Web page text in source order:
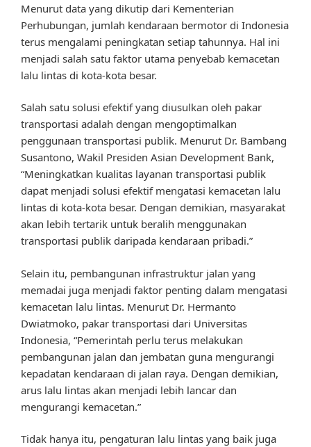
Menurut data yang dikutip dari Kementerian
Perhubungan, jumlah kendaraan bermotor di Indonesia
terus mengalami peningkatan setiap tahunnya. Hal ini
menjadi salah satu faktor utama penyebab kemacetan
lalu lintas di kota-kota besar.
Salah satu solusi efektif yang diusulkan oleh pakar
transportasi adalah dengan mengoptimalkan
penggunaan transportasi publik. Menurut Dr. Bambang
Susantono, Wakil Presiden Asian Development Bank,
“Meningkatkan kualitas layanan transportasi publik
dapat menjadi solusi efektif mengatasi kemacetan lalu
lintas di kota-kota besar. Dengan demikian, masyarakat
akan lebih tertarik untuk beralih menggunakan
transportasi publik daripada kendaraan pribadi.”
Selain itu, pembangunan infrastruktur jalan yang
memadai juga menjadi faktor penting dalam mengatasi
kemacetan lalu lintas. Menurut Dr. Hermanto
Dwiatmoko, pakar transportasi dari Universitas
Indonesia, “Pemerintah perlu terus melakukan
pembangunan jalan dan jembatan guna mengurangi
kepadatan kendaraan di jalan raya. Dengan demikian,
arus lalu lintas akan menjadi lebih lancar dan
mengurangi kemacetan.”
Tidak hanya itu, pengaturan lalu lintas yang baik juga